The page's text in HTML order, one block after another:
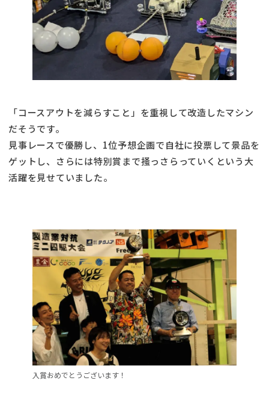
「コースアウトを減らすこと」を重視して改造したマシン
だそうです。
見事レースで優勝し、1位予想企画で自社に投票して景品を
ゲットし、さらには特別賞まで掻っさらっていくという大
活躍を見せていました。
入賞おめでとうございます！